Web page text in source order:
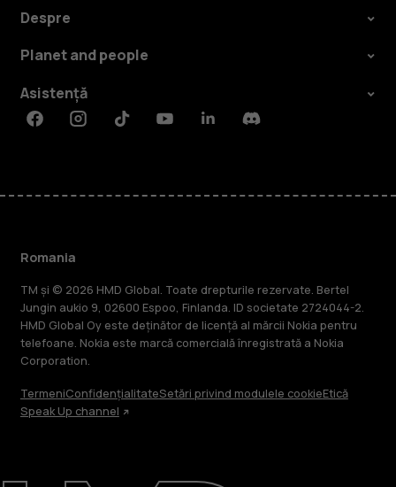
Despre
Despre
Planet and people
Asistență
FacebookInstagramTiktokYoutubeLinkedinDiscord
Romania
TM și © 2026 HMD Global. Toate drepturile rezervate. Bertel
Jungin aukio 9, 02600 Espoo, Finlanda. ID societate 2724044-2.
HMD Global Oy este deținător de licență al mărcii Nokia pentru
telefoane. Nokia este marcă comercială înregistrată a Nokia
Corporation.
TermeniConfidențialitateSetări privind modulele cookieEtică
Speak Up channel